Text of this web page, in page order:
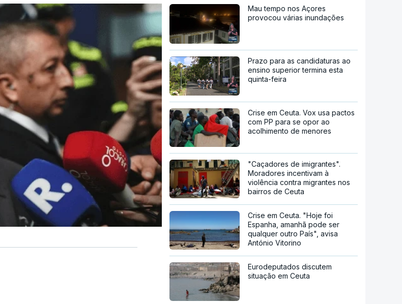
Mau tempo nos Açores
provocou várias inundações
Prazo para as candidaturas ao
ensino superior termina esta
quinta-feira
Crise em Ceuta. Vox usa pactos
com PP para se opor ao
acolhimento de menores
"Caçadores de imigrantes".
Moradores incentivam à
violência contra migrantes nos
bairros de Ceuta
Crise em Ceuta. "Hoje foi
Espanha, amanhã pode ser
qualquer outro País", avisa
António Vitorino
Eurodeputados discutem
situação em Ceuta